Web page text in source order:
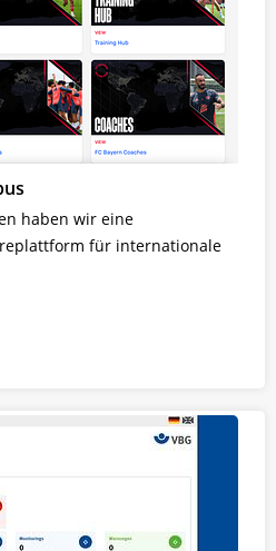
haben wir eine
für internationale